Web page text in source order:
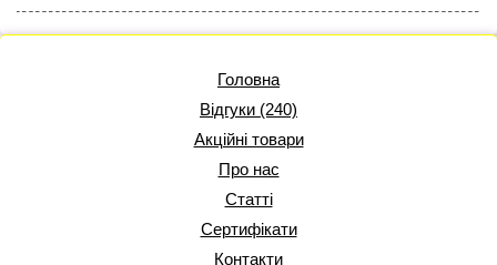
Головна
Відгуки (240)
Акційні товари
Про нас
Статті
Сертифікати
Контакти